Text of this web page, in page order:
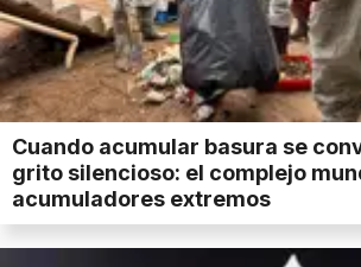
Cuando acumular basura se
grito silencioso: el complejo
acumuladores extremos